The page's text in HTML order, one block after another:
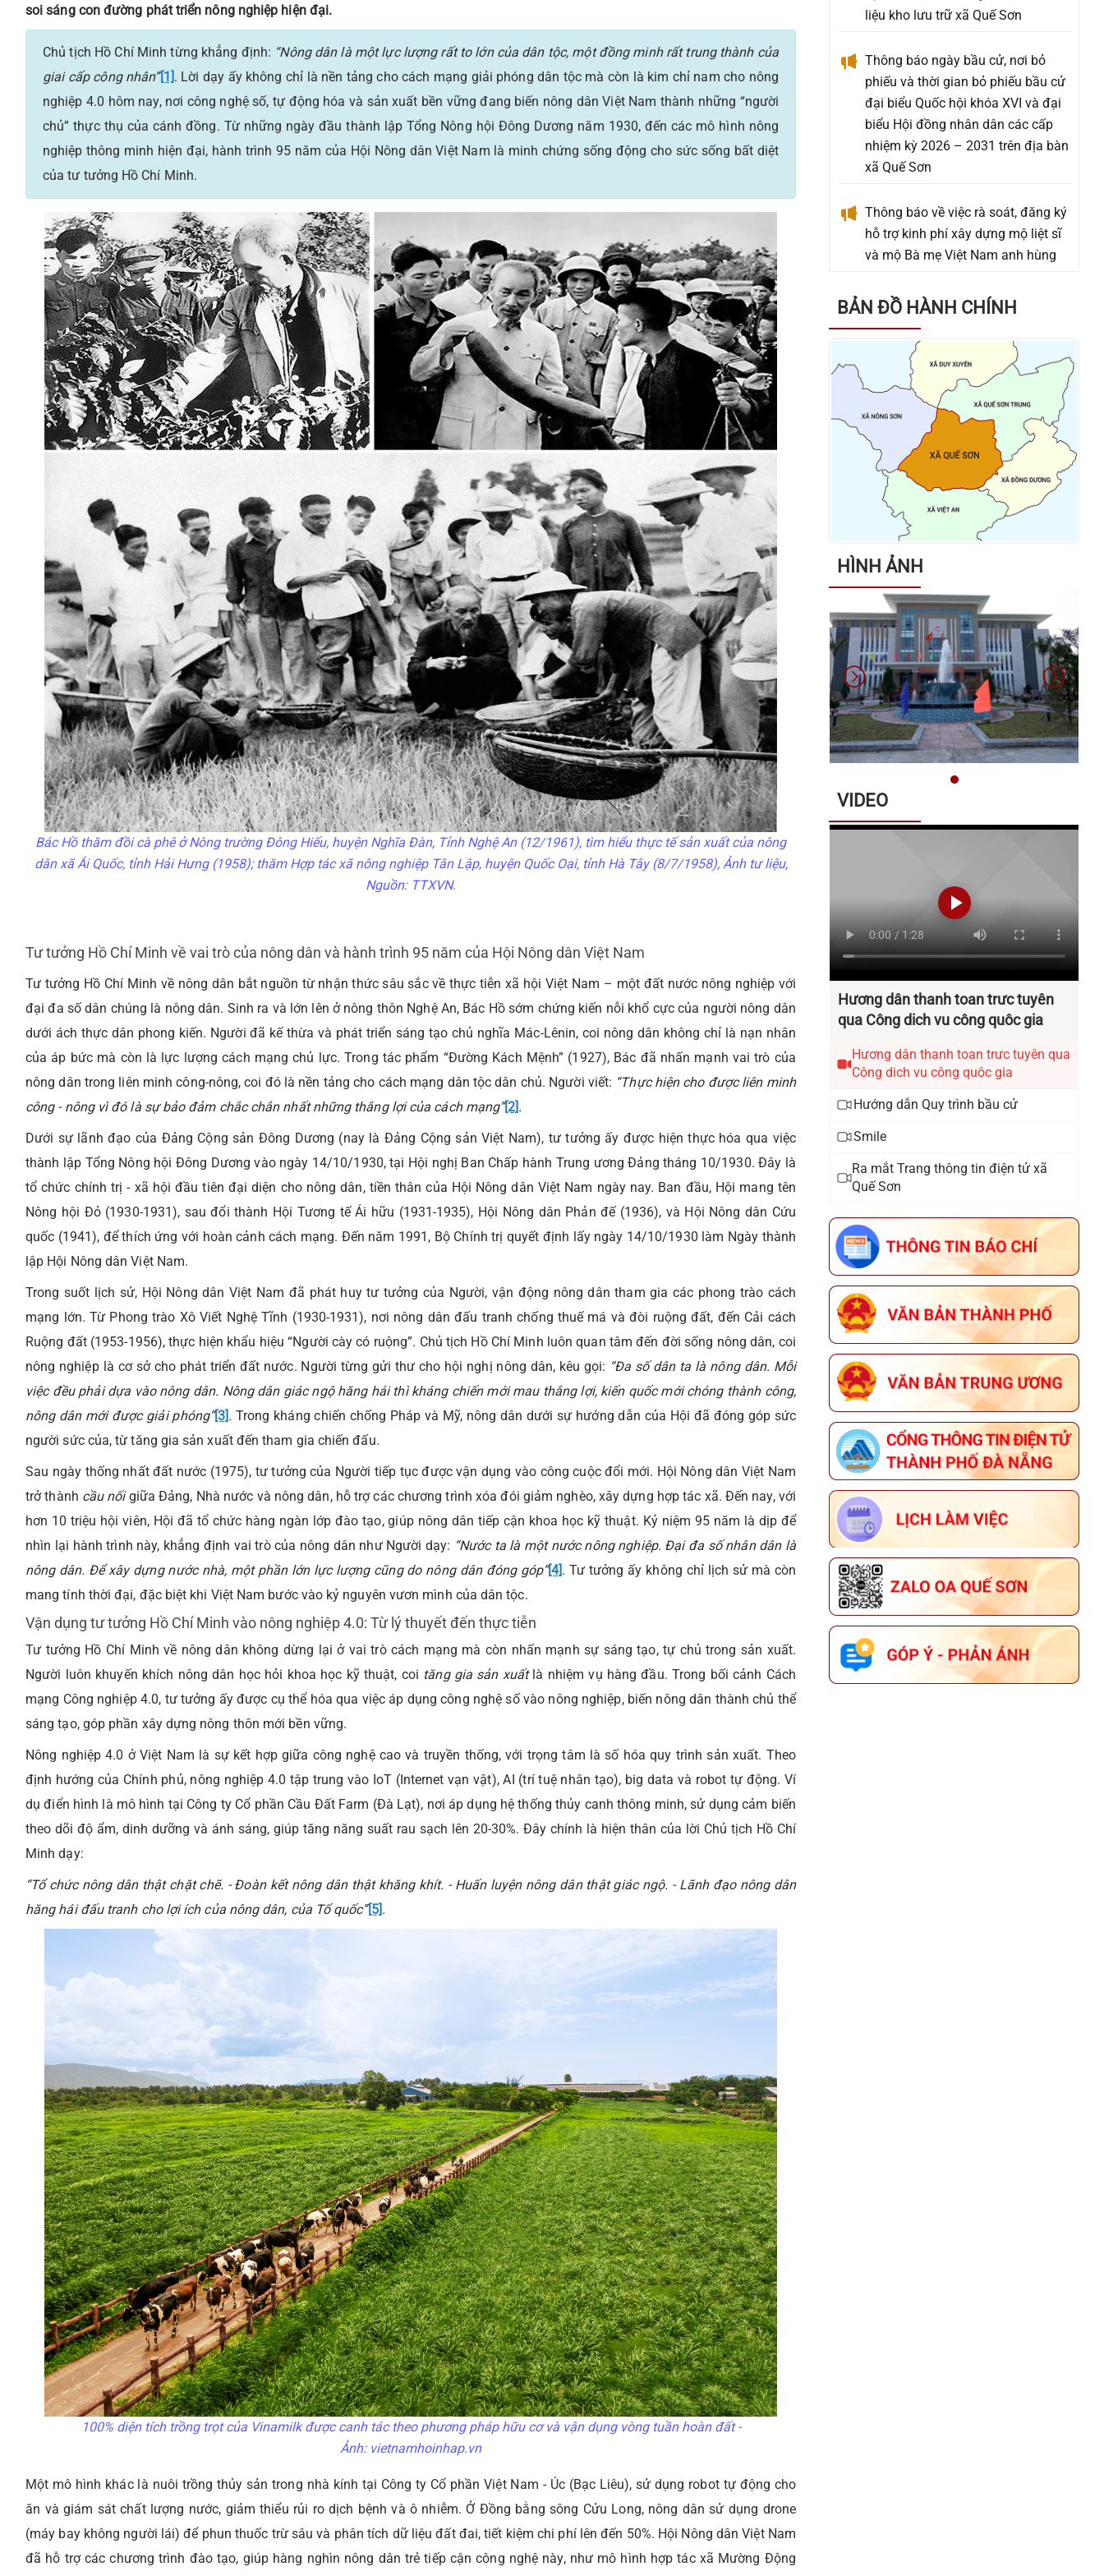
soi sáng con đường phát triển nông nghiệp hiện đại.
Chủ tịch Hồ Chí Minh từng khẳng định: “Nông dân là một lực lượng rất to lớn của dân tộc, một đồng minh rất trung thành của
giai cấp công nhân”[1]. Lời dạy ấy không chỉ là nền tảng cho cách mạng giải phóng dân tộc mà còn là kim chỉ nam cho nông
nghiệp 4.0 hôm nay, nơi công nghệ số, tự động hóa và sản xuất bền vững đang biến nông dân Việt Nam thành những “người
chủ” thực thụ của cánh đồng. Từ những ngày đầu thành lập Tổng Nông hội Đông Dương năm 1930, đến các mô hình nông
nghiệp thông minh hiện đại, hành trình 95 năm của Hội Nông dân Việt Nam là minh chứng sống động cho sức sống bất diệt
của tư tưởng Hồ Chí Minh.
Bác Hồ thăm đồi cà phê ở Nông trường Đông Hiếu, huyện Nghĩa Đàn, Tỉnh Nghệ An (12/1961), tìm hiểu thực tế sản xuất của nông
dân xã Ái Quốc, tỉnh Hải Hưng (1958); thăm Hợp tác xã nông nghiệp Tân Lập, huyện Quốc Oai, tỉnh Hà Tây (8/7/1958), Ảnh tư liệu,
Nguồn: TTXVN.
Tư tưởng Hồ Chí Minh về vai trò của nông dân và hành trình 95 năm của Hội Nông dân Việt Nam
Tư tưởng Hồ Chí Minh về nông dân bắt nguồn từ nhận thức sâu sắc về thực tiễn xã hội Việt Nam – một đất nước nông nghiệp với
đại đa số dân chúng là nông dân. Sinh ra và lớn lên ở nông thôn Nghệ An, Bác Hồ sớm chứng kiến nỗi khổ cực của người nông dân
dưới ách thực dân phong kiến. Người đã kế thừa và phát triển sáng tạo chủ nghĩa Mác-Lênin, coi nông dân không chỉ là nạn nhân
của áp bức mà còn là lực lượng cách mạng chủ lực. Trong tác phẩm “Đường Kách Mệnh” (1927), Bác đã nhấn mạnh vai trò của
nông dân trong liên minh công-nông, coi đó là nền tảng cho cách mạng dân tộc dân chủ. Người viết: “Thực hiện cho đượcliên minh
công - nôngvì đó là sự bảo đảm chắc chắn nhất những thắng lợi của cách mạng”[2].
Dưới sự lãnh đạo của Đảng Cộng sản Đông Dương (nay là Đảng Cộng sản Việt Nam), tư tưởng ấy được hiện thực hóa qua việc
thành lập Tổng Nông hội Đông Dương vào ngày 14/10/1930, tại Hội nghị Ban Chấp hành Trung ương Đảng tháng 10/1930. Đây là
tổ chức chính trị - xã hội đầu tiên đại diện cho nông dân, tiền thân của Hội Nông dân Việt Nam ngày nay. Ban đầu, Hội mang tên
Nông hội Đỏ (1930-1931), sau đổi thành Hội Tương tế Ái hữu (1931-1935), Hội Nông dân Phản đế (1936), và Hội Nông dân Cứu
quốc (1941), để thích ứng với hoàn cảnh cách mạng. Đến năm 1991, Bộ Chính trị quyết định lấy ngày 14/10/1930 làm Ngày thành
lập Hội Nông dân Việt Nam.
Trong suốt lịch sử, Hội Nông dân Việt Nam đã phát huy tư tưởng của Người, vận động nông dân tham gia các phong trào cách
mạng lớn. Từ Phong trào Xô Viết Nghệ Tĩnh (1930-1931), nơi nông dân đấu tranh chống thuế má và đòi ruộng đất, đến Cải cách
Ruộng đất (1953-1956), thực hiện khẩu hiệu “Người cày có ruộng”. Chủ tịch Hồ Chí Minh luôn quan tâm đến đời sống nông dân, coi
nông nghiệp là cơ sở cho phát triển đất nước. Người từng gửi thư cho hội nghị nông dân, kêu gọi: “Đa số dân ta là nông dân. Mỗi
việc đều phải dựa vào nông dân. Nông dân giác ngộ hăng hái thì kháng chiến mới mau thắng lợi, kiến quốc mới chóng thành công,
nông dân mới được giải phóng”[3]. Trong kháng chiến chống Pháp và Mỹ, nông dân dưới sự hướng dẫn của Hội đã đóng góp sức
người sức của, từ tăng gia sản xuất đến tham gia chiến đấu.
Sau ngày thống nhất đất nước (1975), tư tưởng của Người tiếp tục được vận dụng vào công cuộc đổi mới. Hội Nông dân Việt Nam
trở thành cầu nốigiữa Đảng, Nhà nước và nông dân, hỗ trợ các chương trình xóa đói giảm nghèo, xây dựng hợp tác xã. Đến nay, với
hơn 10 triệu hội viên, Hội đã tổ chức hàng ngàn lớp đào tạo, giúp nông dân tiếp cận khoa học kỹ thuật. Kỷ niệm 95 năm là dịp để
nhìn lại hành trình này, khẳng định vai trò của nông dân như Người dạy: “Nước ta là một nước nông nghiệp. Đại đa số nhân dân là
nông dân. Để xây dựng nước nhà, một phần lớn lực lượng cũng do nông dân đóng góp”[4]. Tư tưởng ấy không chỉ lịch sử mà còn
mang tính thời đại, đặc biệt khi Việt Nam bước vào kỷ nguyên vươn mình của dân tộc.
Vận dụng tư tưởng Hồ Chí Minh vào nông nghiệp 4.0: Từ lý thuyết đến thực tiễn
Tư tưởng Hồ Chí Minh về nông dân không dừng lại ở vai trò cách mạng mà còn nhấn mạnh sự sáng tạo, tự chủ trong sản xuất.
Người luôn khuyến khích nông dân học hỏi khoa học kỹ thuật, coi tăng gia sản xuấtlà nhiệm vụ hàng đầu. Trong bối cảnh Cách
mạng Công nghiệp 4.0, tư tưởng ấy được cụ thể hóa qua việc áp dụng công nghệ số vào nông nghiệp, biến nông dân thành chủ thể
sáng tạo, góp phần xây dựng nông thôn mới bền vững.
Nông nghiệp 4.0 ở Việt Nam là sự kết hợp giữa công nghệ cao và truyền thống, với trọng tâm là số hóa quy trình sản xuất. Theo
định hướng của Chính phủ, nông nghiệp 4.0 tập trung vào IoT (Internet vạn vật), AI (trí tuệ nhân tạo), big data và robot tự động. Ví
dụ điển hình là mô hình tại Công ty Cổ phần Cầu Đất Farm (Đà Lạt), nơi áp dụng hệ thống thủy canh thông minh, sử dụng cảm biến
theo dõi độ ẩm, dinh dưỡng và ánh sáng, giúp tăng năng suất rau sạch lên 20-30%. Đây chính là hiện thân của lời Chủ tịch Hồ Chí
Minh dạy:
“Tổ chức nông dân thật chặt chẽ. - Đoàn kết nông dân thật khăng khít. - Huấn luyện nông dân thật giác ngộ. - Lãnh đạo nông dân
hăng hái đấu tranh cho lợi ích của nông dân, của Tổ quốc”[5].
100% diện tích trồng trọt của Vinamilk được canh tác theo phương pháp hữu cơ và vận dụng vòng tuần hoàn đất -
Ảnh: vietnamhoinhap.vn
Một mô hình khác là nuôi trồng thủy sản trong nhà kính tại Công ty Cổ phần Việt Nam - Úc (Bạc Liêu), sử dụng robot tự động cho
ăn và giám sát chất lượng nước, giảm thiểu rủi ro dịch bệnh và ô nhiễm. Ở Đồng bằng sông Cửu Long, nông dân sử dụng drone
(máy bay không người lái) để phun thuốc trừ sâu và phân tích dữ liệu đất đai, tiết kiệm chi phí lên đến 50%. Hội Nông dân Việt Nam
đã hỗ trợ các chương trình đào tạo, giúp hàng nghìn nông dân trẻ tiếp cận công nghệ này, như mô hình hợp tác xã Mường Động
phiếu và thời gian bỏ phiếu bầu cử
đại biểu Quốc hội khóa XVI và đại
biểu Hội đồng nhân dân các cấp
nhiệm kỳ 2026 – 2031 trên địa bàn
xã Quế Sơn
hỗ trợ kinh phí xây dựng mộ liệt sĩ
và mộ Bà mẹ Việt Nam anh hùng
an táng ngoài Nghĩa trang Liệt sĩ
phát sinh mới chưa được phê duyệt
Thông báo về việc tặng quà cho
người có công với cách mạng, thân
nhân người có công với cách
mạng, đối tượng bảo trợ xã hội và
đối tượng đặc thù nhân dịp tết
Nguyên đán Bính Ngọ năm 2026
Thông báo về việc niêm yết danh
sách cử tri bầu cử đại biểu Quốc
hội khóa XVI và bầu cử đại biểu
kỳ 2026 – 2031
Kết luận của đồng chí Võ Đình
Trung - Chủ tịch UBND xã tại cuộc
họp giao ban lãnh đạo UBND xã
ngày 26/01/2026
Quyết định về việc phê duyệt Kế
hoạch lựa chọn nhà thầu Gói thầu:
Xây dựng Trang Thông tin điện tử
xã Quế Sơn
Danh sách các đơn vị bầu cử đại
Thông báo về việc nộp hồ sơ ứng
cử đại biểu Hội đồng nhân dân xã
Thông báo về tuyển chọn lao động
hợp đồng làm việc tại Văn phòng
Đảng ủy xã Quế Sơn
Thông báo triển khai thực hiện
Chiến dịch 90 ngày xây dựng ,
trên địa bàn xã Quế Sơn
Thông báo lịch tiếp công dân năm
2025 của đại biểu HĐND xã khóa I,
nhiệm kỳ 2021 - 2026
BẢN ĐỒ HÀNH CHÍNH
HÌNH ẢNH
VIDEO
Hương dân thanh toan trưc tuyên
qua Công dich vu công quôc gia
Hương dân thanh toan trưc tuyên qua
Công dich vu công quôc gia
Hướng dẫn Quy trình bầu cử
Smile
Ra mắt Trang thông tin điện tử xã
Quế Sơn